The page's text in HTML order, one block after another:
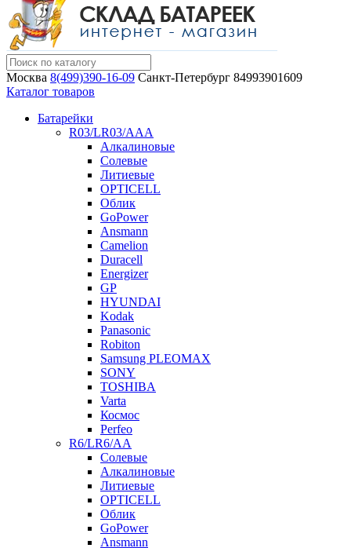
Москва 8(499)390-16-09 Санкт-Петербург 84993901609
Каталог товаров
Батарейки
R03/LR03/AAA
Алкалиновые
Солевые
Литиевые
OPTICELL
Облик
GoPower
Ansmann
Camelion
Duracell
Energizer
GP
HYUNDAI
Kodak
Panasonic
Robiton
Samsung PLEOMAX
SONY
TOSHIBA
Varta
Космос
Perfeo
R6/LR6/AA
Солевые
Алкалиновые
Литиевые
OPTICELL
Облик
GoPower
Ansmann